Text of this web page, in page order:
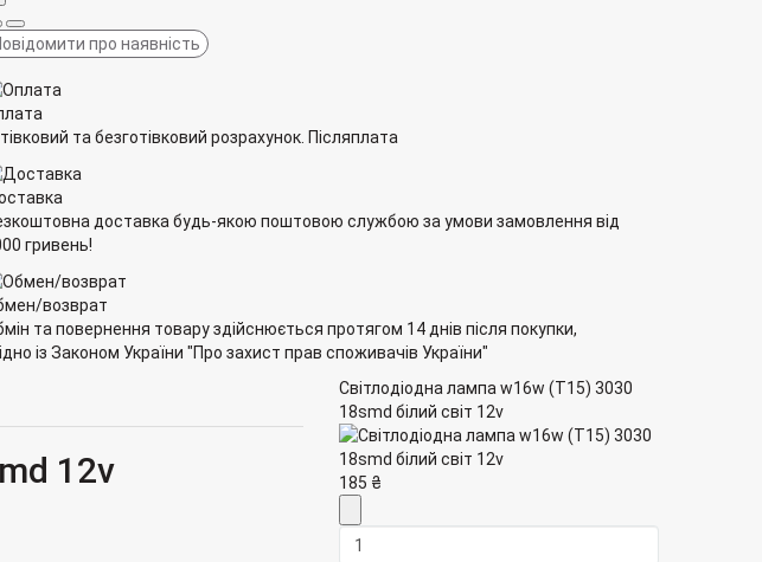
про наявність
та безготівковий розрахунок. Післяплата
доставка будь-якою поштовою службою за умови замовлення від
гривень!
возврат
та повернення товару здійснюється протягом 14 днів після покупки,
із Законом України "Про захист прав споживачів України"
12v
Світлодіодна лампа w16w (T15) 3030
18smd білий світ 12v
185 ₴